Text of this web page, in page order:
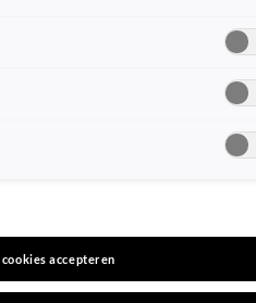
op
Gillis
accepteren